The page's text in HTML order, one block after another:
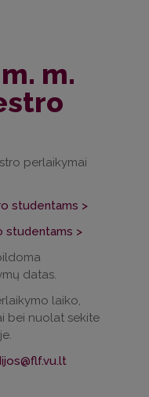
m.
perlaikymai
studentams >
studentams >
datas.
laiko,
bei nuolat sekite